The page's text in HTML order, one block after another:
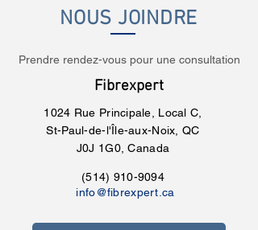
NOUS JOINDRE
Prendre rendez-vous pour une consultation
Fibrexpert
1024 Rue Principale, Local C,
St-Paul-de-l'Île-aux-Noix, QC
J0J 1G0, Canada
(514) 910-9094
info@fibrexpert.ca